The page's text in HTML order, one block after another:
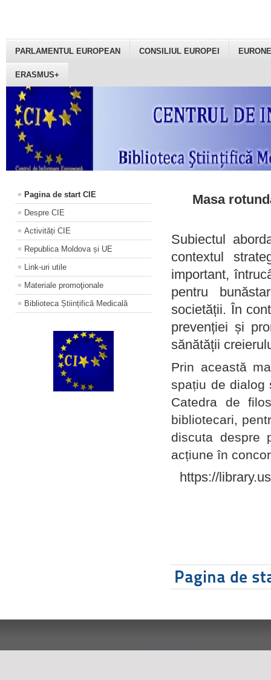
PARLAMENTUL EUROPEAN CONSILIUL EUROPEI
ERASMUS+
Pagina de start CIE
Despre CIE
Activități CIE
Republica Moldova și UE
Link-uri utile
Materiale promoţionale
Biblioteca Științifică Medicală
Masa
Subiectul
contextul
important,
pentru
societății. În
prevenției și
sănătății
Prin această
spațiu de dialog
Catedra de
bibliotecari,
discuta despre
acțiune în
https://
Pagina de